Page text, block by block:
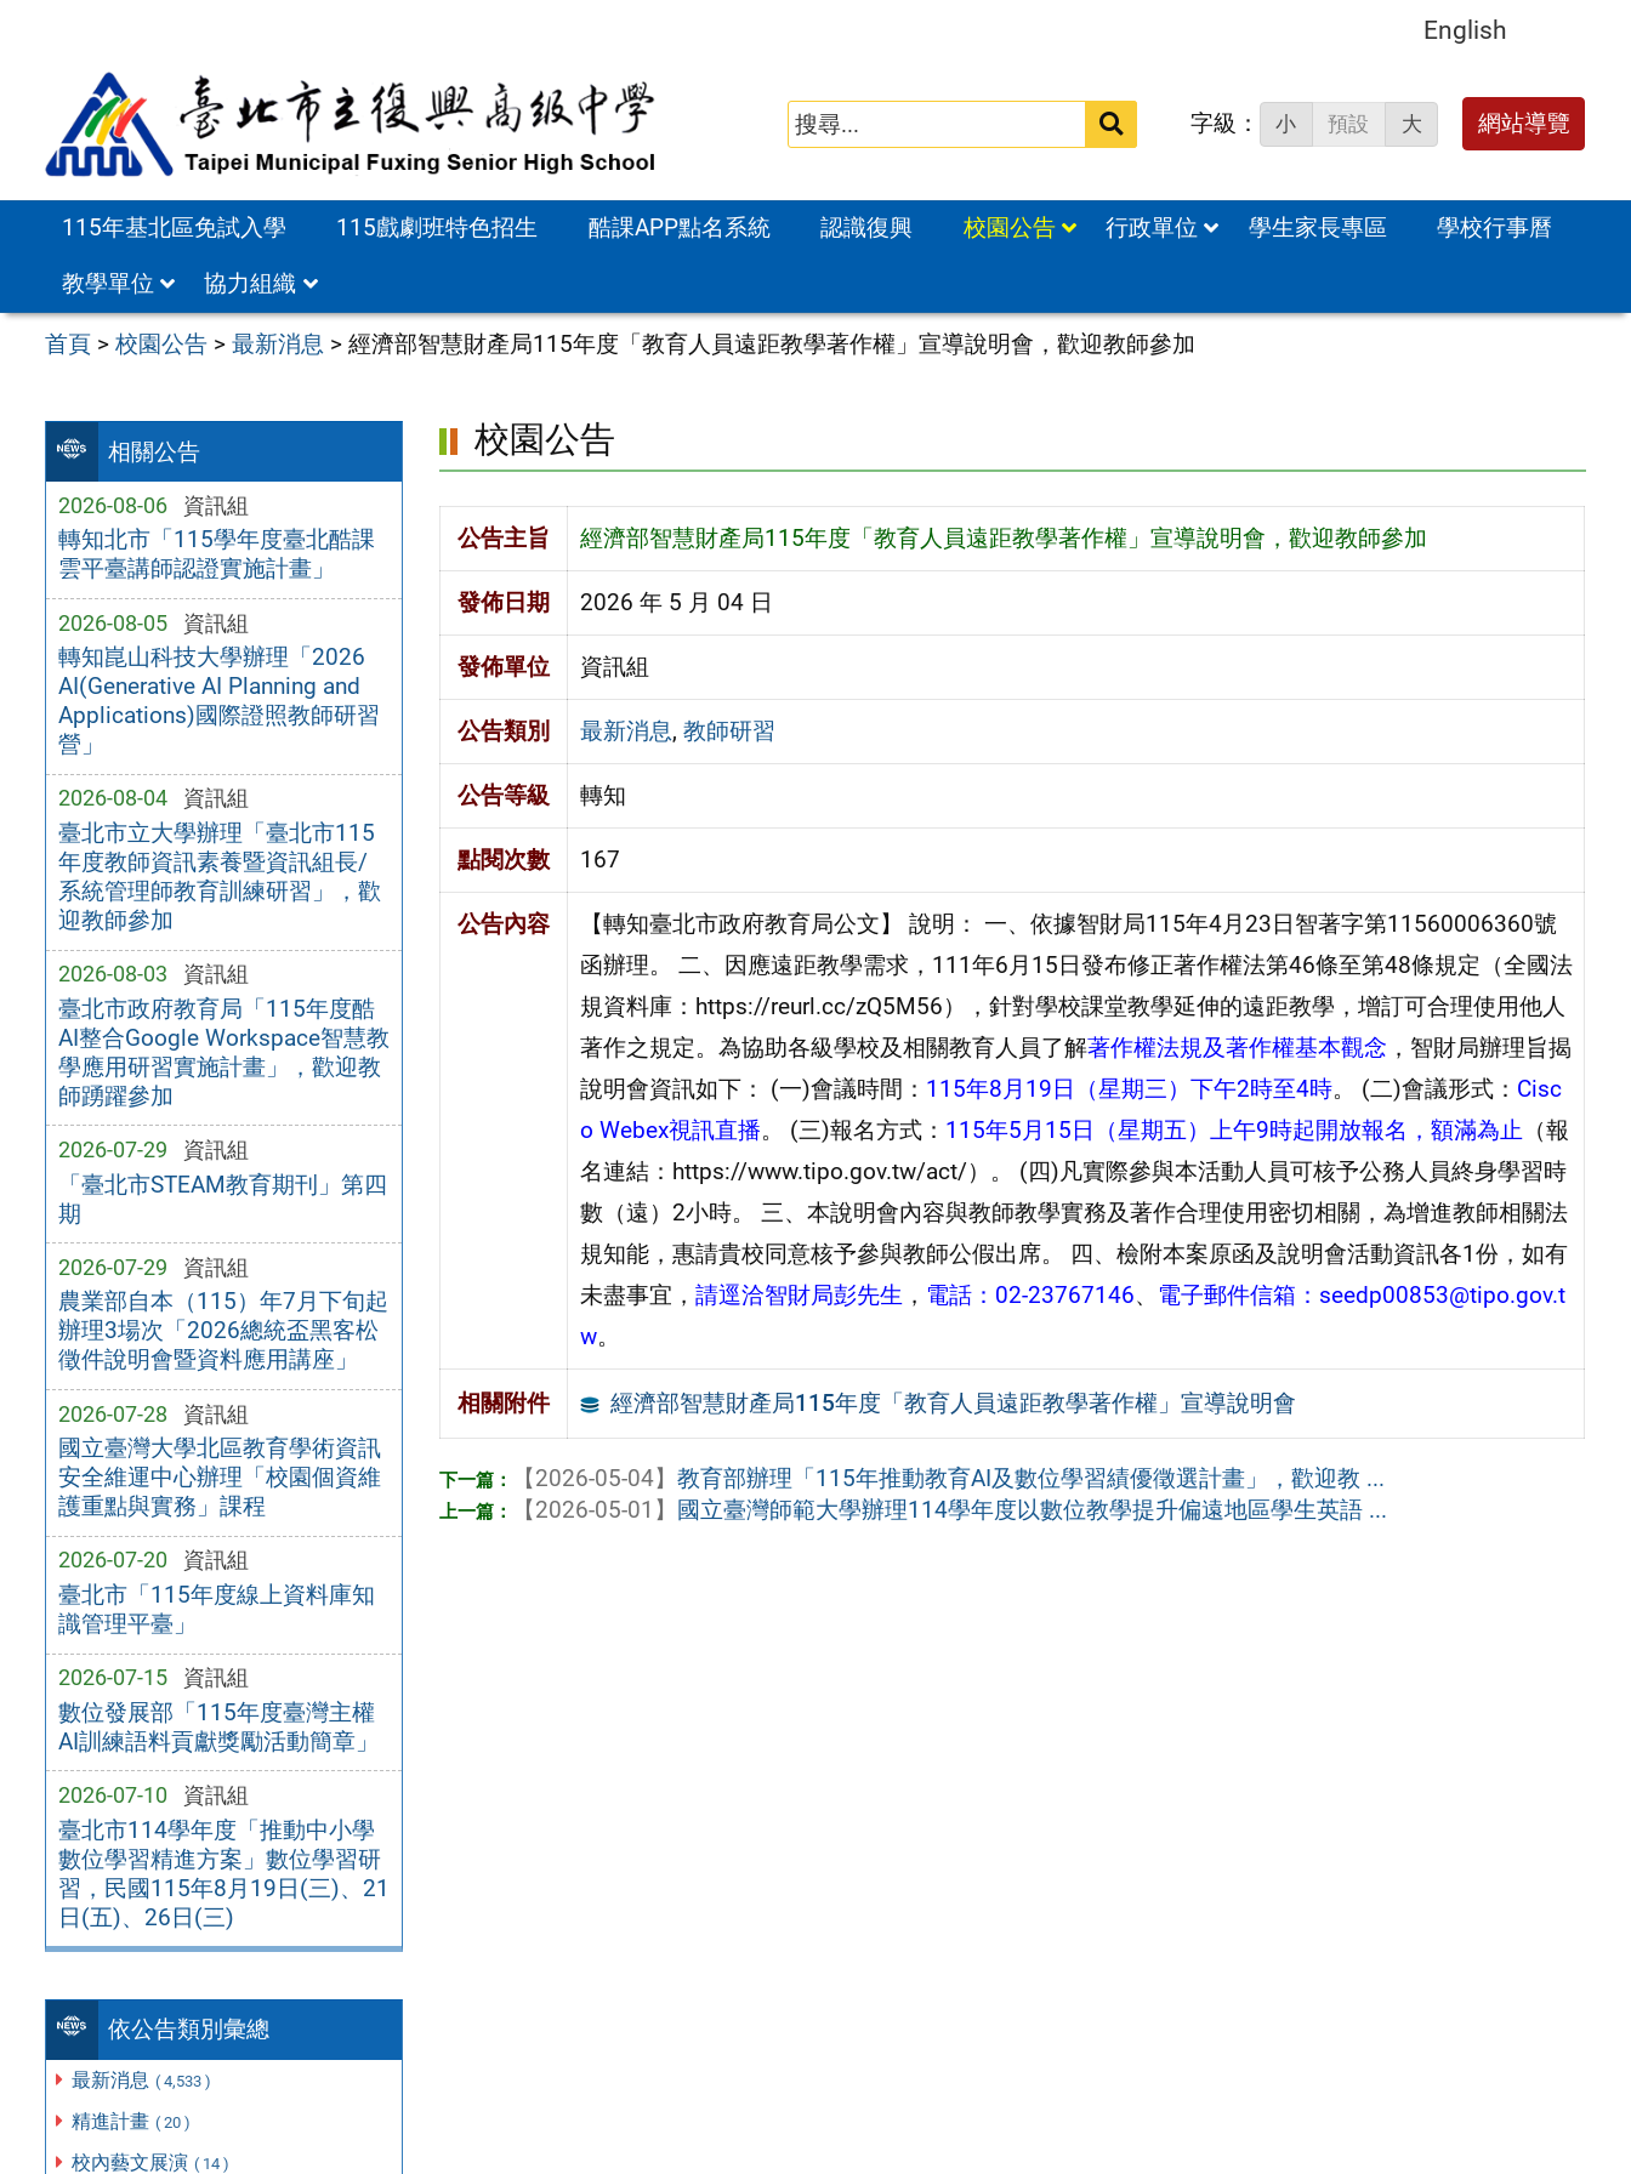
English
搜
字級： 小 預設 大 網站導覽
115年基北區免試入學 115戲劇班特色招生 酷課APP點名系統 認識復興 校園公告 行政單位 學生家長專區
學校行事曆
教學單位
協力組織
首頁 >校園公告 >最新消息 >經濟部智慧財產局115年度「教育人員遠距教學著作權」宣導說明會，歡迎教師參加
相關公告
2026-08-06 資訊組
轉知北市「115學年度臺北酷課
雲平臺講師認證實施計畫」
2026-08-05 資訊組
轉知崑山科技大學辦理「2026
AI(Generative AI Planning and
Applications)國際證照教師研習
營」
2026-08-04 資訊組
臺北市立大學辦理「臺北市115
年度教師資訊素養暨資訊組長/
系統管理師教育訓練研習」，歡
迎教師參加
2026-08-03 資訊組
臺北市政府教育局「115年度酷
AI整合Google Workspace智慧教
學應用研習實施計畫」，歡迎教
師踴躍參加
2026-07-29 資訊組
「臺北市STEAM教育期刊」第四
期
2026-07-29 資訊組
農業部自本（115）年7月下旬起
辦理3場次「2026總統盃黑客松
徵件說明會暨資料應用講座」
2026-07-28 資訊組
國立臺灣大學北區教育學術資訊
安全維運中心辦理「校園個資維
護重點與實務」課程
2026-07-20 資訊組
臺北市「115年度線上資料庫知
識管理平臺」
2026-07-15 資訊組
數位發展部「115年度臺灣主權
AI訓練語料貢獻獎勵活動簡章」
2026-07-10 資訊組
臺北市114學年度「推動中小學
數位學習精進方案」數位學習研
習，民國115年8月19日(三)、21
日(五)、26日(三)
依公告類別彙總
最新消息 ( 4,533 )
精進計畫 ( 20 )
校內藝文展演 ( 14 )
校園公告
公告主旨 經濟部智慧財產局115年度「教育人員遠距教學著作權」宣導說明會，歡迎教師參加
發佈日期 2026 年 5 月 04 日
發佈單位 資訊組
公告類別 最新消息, 教師研習
公告等級 轉知
點閱次數 167
公告內容
【轉知臺北市政府教育局公文】 說明： 一、依據智財局115年4月23日智著字第11560006360號
函辦理。 二、因應遠距教學需求，111年6月15日發布修正著作權法第46條至第48條規定（全國法
規資料庫：https://reurl.cc/zQ5M56），針對學校課堂教學延伸的遠距教學，增訂可合理使用他人
著作之規定。為協助各級學校及相關教育人員了解著作權法規及著作權基本觀念 ，智財局辦理旨揭
說明會資訊如下： (一)會議時間： 115年8月19日（星期三）下午2時至4時。 (二)會議形式： Cisc
o Webex視訊直播。 (三)報名方式： 115年5月15日（星期五）上午9時起開放報名，額滿為止 （報
名連結：https://www.tipo.gov.tw/act/）。 (四)凡實際參與本活動人員可核予公務人員終身學習時
數（遠）2小時。 三、本說明會內容與教師教學實務及著作合理使用密切相關，為增進教師相關法
規知能，惠請貴校同意核予參與教師公假出席。 四、檢附本案原函及說明會活動資訊各1份，如有
未盡事宜， 請逕洽智財局彭先生 ， 電話：02-23767146、 電子郵件信箱： seedp00853@tipo.gov.t
w。
相關附件 經濟部智慧財產局115年度「教育人員遠距教學著作權」宣導說明會
【2026-05-04】教育部辦理「115年推動教育AI及數位學習績優徵選計畫」，歡迎教 ...
【2026-05-01】 國立臺灣師範大學辦理114學年度以數位教學提升偏遠地區學生英語 ...